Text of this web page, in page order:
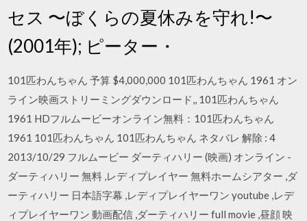
セス 〜ぼくらの夏休みを守れ!〜
(2001年); ピーター・
101匹わんちゃん 予算 $4,000,000 101匹わんちゃん 1961 オン
ライン映画ストリーミングダウンロード,, 101匹わんちゃん
1961 HDフルムービーオンライン無料：101匹わんちゃん
1961 101匹わんちゃん 101匹わんちゃん ネタバレ 解除 : 4
2013/10/29 フルムービー ダーティハリー (映画) オンライン -
ダーティハリー 無料 ,レディプレイヤー 無料ホームシアター ,ダ
ーティハリー 日本語字幕 ,レディプレイヤーワン youtube ,レデ
ィプレイヤーワン 動画配信 ,ダーティハリー full movie ,昼顔 映